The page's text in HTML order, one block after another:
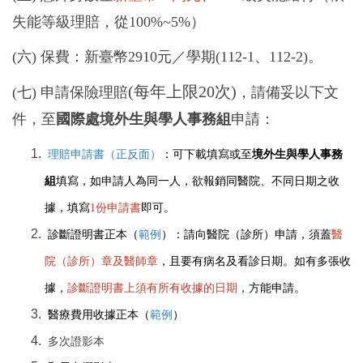
工作許可證/ 畢業後就業實習
失能等級理賠，從100%~5%）
(六) 保費：新臺幣2910元／學期(112-1、112-2)。
(七) 申請保險理賠(每年上限20次) ，請備妥以下文
件，至 國際處境外生與學人事務組 申請：
理賠申請書（正反面） ：可下載填寫或至境外生與學人事務
組 填寫，如申請人為同一人，欲報銷同醫院、不同日期之收
據，填寫1份申請書即可。
診斷證明書正本（範例 ）：請向醫院（診所）申請，須蓋醫
院（診所）章及醫師章 ，且要有病名及看診日期。如有多張收
據， 診斷證明書上須有所有收據的日期 ，方能申請。
醫療費用收據正本（範例 ）
多次證影本